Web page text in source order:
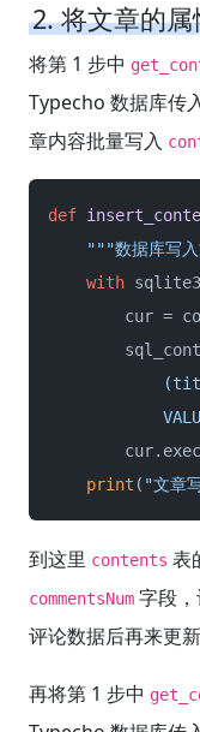
2. 将文章的
将第 1 步中
Typecho 数据库传
章内容批量写入
def
"""数据库写
with
cur =
(title, slug,
VALUES
print ( "文章
到这里 contents 表
commentsNum 字段
评论数据后再来更新
再将第 1 步中